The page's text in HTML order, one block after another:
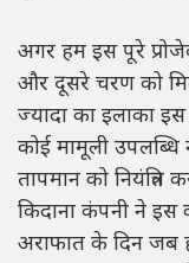
अगर हम इस पूरे
और दूसरे चरण को
ज्यादा का इलाका
कोई मामूली
तापमान को नियंत्रित
किदाना कंपनी ने इस
अराफात के दिन जब